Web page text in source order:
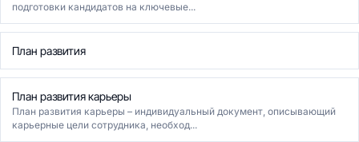
подготовки кандидатов на ключевые...
План развития
План развития карьеры
План развития карьеры – индивидуальный документ, описывающий
карьерные цели сотрудника, необход...